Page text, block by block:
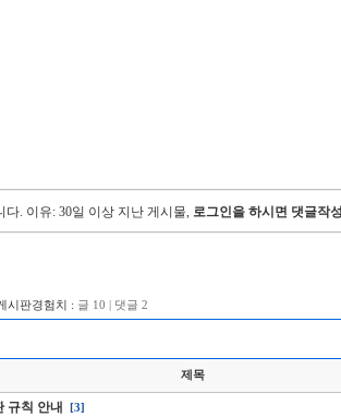
다. 이유: 30일 이상 지난 게시물, 로그인을 하시면 댓글작
시판경험치 : 글 10 | 댓글 2
제목
규칙 안내 [3]